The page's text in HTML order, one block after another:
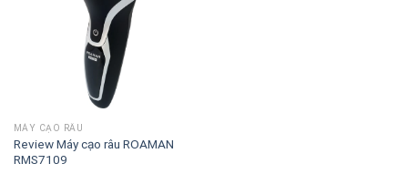
MÁY CẠO RÂU
Review Máy cạo râu ROAMAN
RMS7109